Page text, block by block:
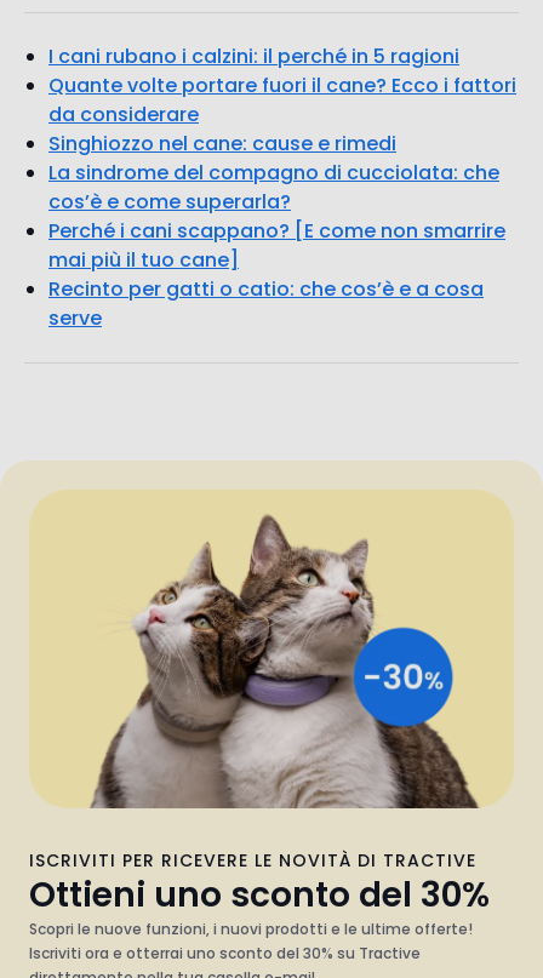
Quante volte portare fuori il cane? Ecco i fattori
da considerare
Singhiozzo nel cane: cause e rimedi
La sindrome del compagno di cucciolata: che
cos’è e come superarla?
Perché i cani scappano? [E come non smarrire
mai più il tuo cane]
Recinto per gatti o catio: che cos’è e a cosa
serve
ISCRIVITI PER RICEVERE LE NOVITÀ DI TRACTIVE
Scopri le nuove funzioni, i nuovi prodotti e le ultime offerte!
Iscriviti ora e otterrai uno sconto del 30% su Tractive
direttamente nella tua casella e-mail.
Che animale domestico hai?